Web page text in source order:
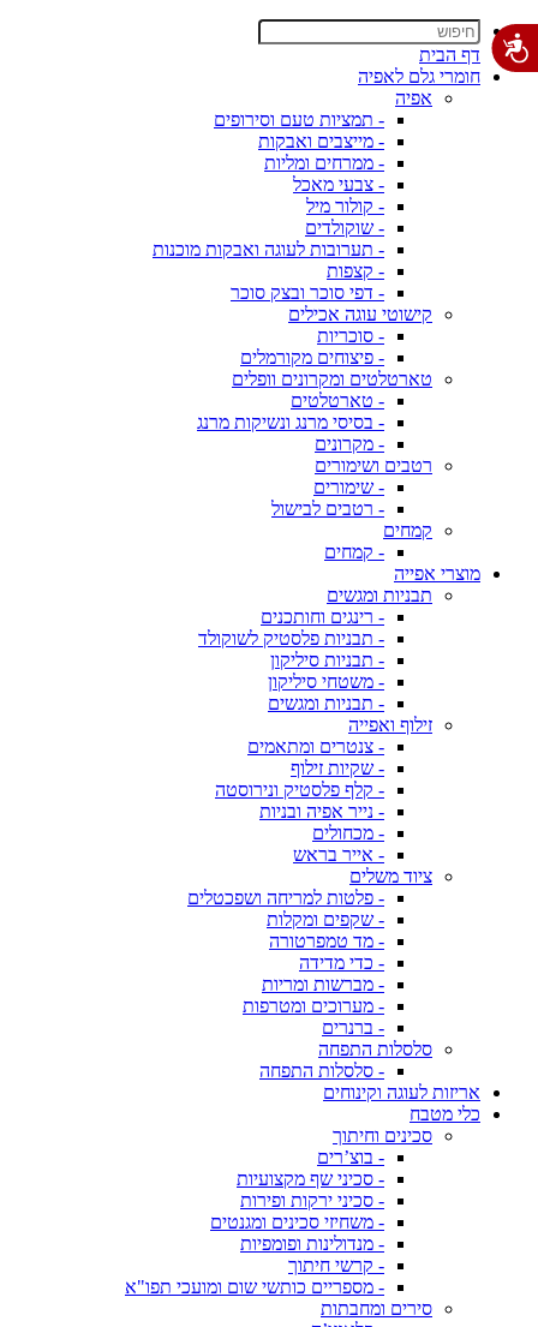
דף הבית
חומרי גלם לאפיה
אפיה
- תמציות טעם וסירופים
- מייצבים ואבקות
- ממרחים ומליות
- צבעי מאכל
- קולור מיל
- שוקולדים
- תערובות לעוגה ואבקות מוכנות
- קצפות
- דפי סוכר ובצק סוכר
קישוטי עוגה אכילים
- סוכריות
- פיצוחים מקורמלים
טארטלטים ומקרונים וופלים
- טארטלטים
- בסיסי מרנג ונשיקות מרנג
- מקרונים
רטבים ושימורים
- שימורים
- רטבים לבישול
קמחים
- קמחים
מוצרי אפייה
תבניות ומגשים
- רינגים וחותכנים
- תבניות פלסטיק לשוקולד
- תבניות סיליקון
- משטחי סיליקון
- תבניות ומגשים
זילוף ואפייה
- צנטרים ומתאמים
- שקיות זילוף
- קלף פלסטיק ונירוסטה
- נייר אפיה ובניות
- מכחולים
- אייר בראש
ציוד משלים
- פלטות למריחה ושפכטלים
- שקפים ומקלות
- מד טמפרטורה
- כדי מדידה
- מברשות ומריות
- מערוכים ומטרפות
- ברנרים
סלסלות התפחה
- סלסלות התפחה
אריזות לעוגה וקינוחים
כלי מטבח
סכינים וחיתוך
- בוצ’רים
- סכיני שף מקצועיות
- סכיני ירקות ופירות
- משחיזי סכינים ומגנטים
- מנדולינות ופומפיות
- קרשי חיתוך
- מספריים כותשי שום ומועכי תפו"א
סירים ומחבתות